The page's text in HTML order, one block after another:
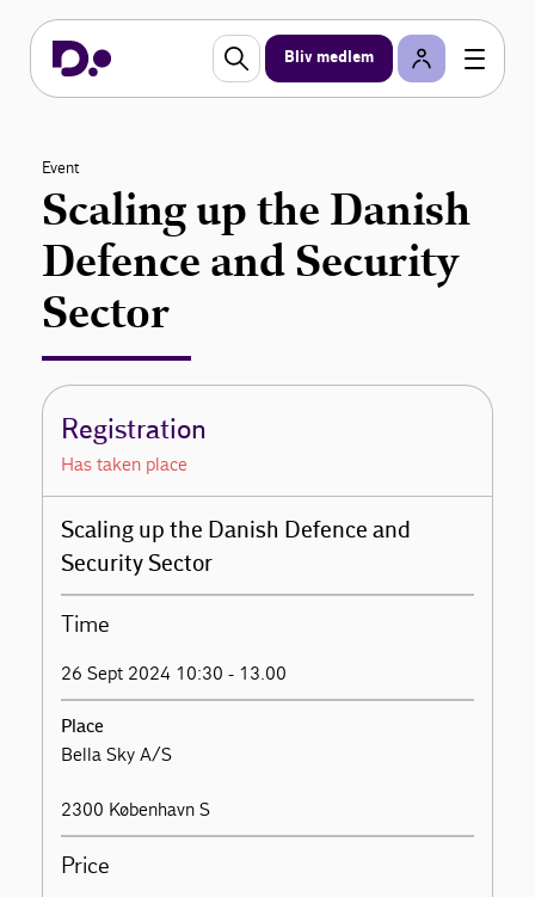
Bliv medlem
Event
Scaling up the Danish
Defence and Security
Sector
Registration
Has taken place
Scaling up the Danish Defence and
Security Sector
Time
26 Sept 2024 10:30 - 13.00
Place
Bella Sky A/S
2300 København S
Price